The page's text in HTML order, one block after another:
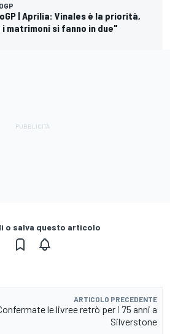
| Aprilia: Vinales è la priorità,
i matrimoni si fanno in due"
o salva questo articolo
ARTICOLO PRECEDENTE
le livree retrò per i 75 anni a
Silverstone